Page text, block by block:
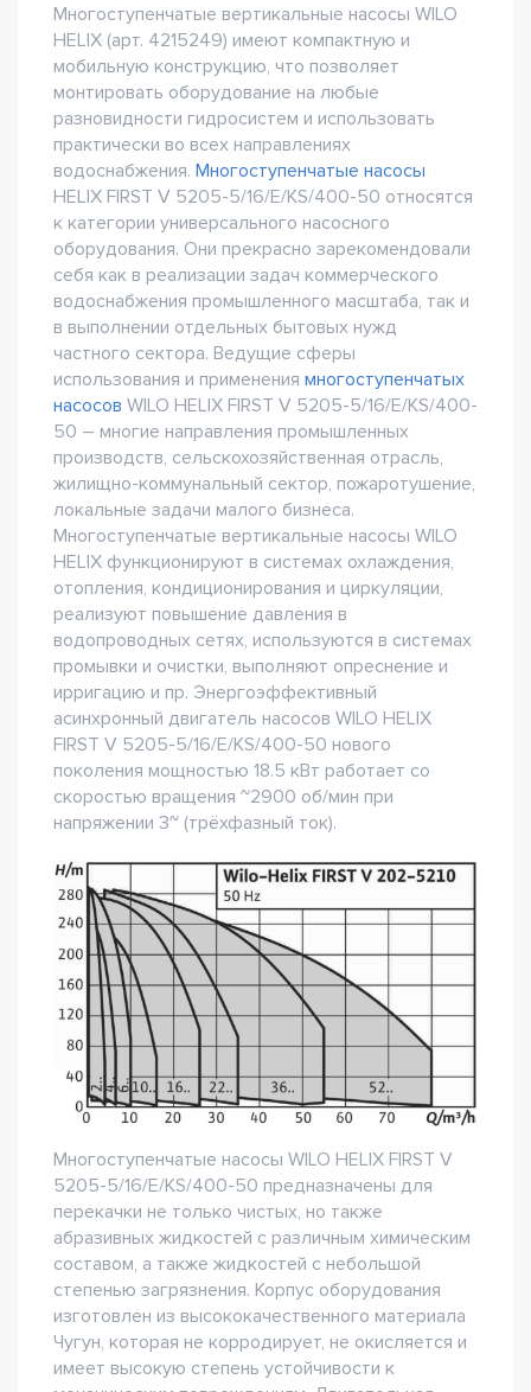
Многоступенчатые вертикальные насосы WILO
HELIX (арт. 4215249) имеют компактную и
мобильную конструкцию, что позволяет
монтировать оборудование на любые
разновидности гидросистем и использовать
практически во всех направлениях
водоснабжения. Многоступенчатые насосы
HELIX FIRST V 5205-5/16/E/KS/400-50 относятся
к категории универсального насосного
оборудования. Они прекрасно зарекомендовали
себя как в реализации задач коммерческого
водоснабжения промышленного масштаба, так и
в выполнении отдельных бытовых нужд
частного сектора. Ведущие сферы
использования и применения многоступенчатых
насосов WILO HELIX FIRST V 5205-5/16/E/KS/400-
50 – многие направления промышленных
производств, сельскохозяйственная отрасль,
жилищно-коммунальный сектор, пожаротушение,
локальные задачи малого бизнеса.
Многоступенчатые вертикальные насосы WILO
HELIX функционируют в системах охлаждения,
отопления, кондиционирования и циркуляции,
реализуют повышение давления в
водопроводных сетях, используются в системах
промывки и очистки, выполняют опреснение и
ирригацию и пр. Энергоэффективный
асинхронный двигатель насосов WILO HELIX
FIRST V 5205-5/16/E/KS/400-50 нового
поколения мощностью 18.5 кВт работает со
скоростью вращения ~2900 об/мин при
напряжении 3~ (трёхфазный ток).
Многоступенчатые насосы WILO HELIX FIRST V
5205-5/16/E/KS/400-50 предназначены для
перекачки не только чистых, но также
абразивных жидкостей с различным химическим
составом, а также жидкостей с небольшой
степенью загрязнения. Корпус оборудования
изготовлен из высококачественного материала
Чугун, которая не корродирует, не окисляется и
имеет высокую степень устойчивости к